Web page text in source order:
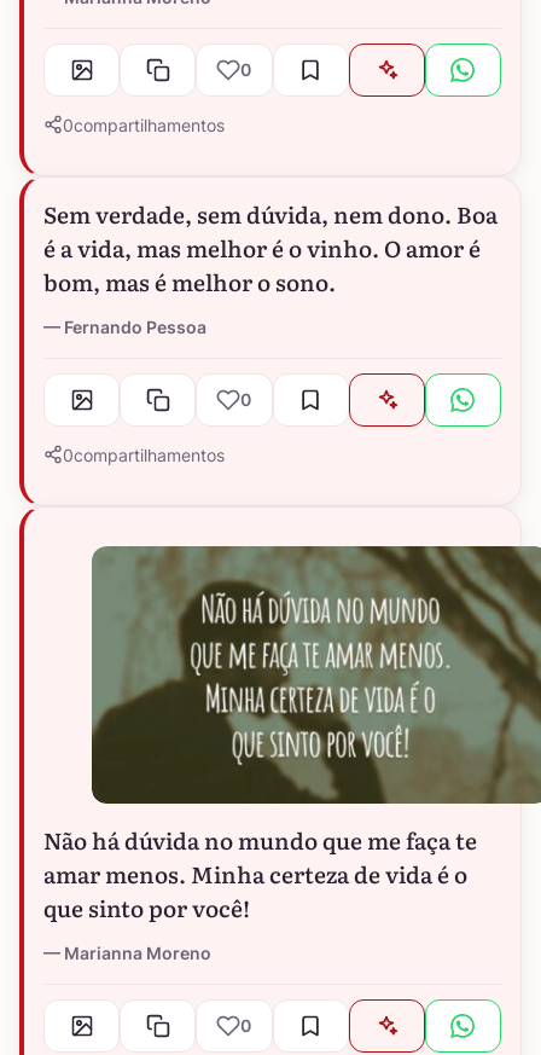
0
0compartilhamentos
Sem verdade, sem dúvida, nem dono. Boa
é a vida, mas melhor é o vinho. O amor é
bom, mas é melhor o sono.
Fernando Pessoa
0
0compartilhamentos
Não há dúvida no mundo que me faça te
amar menos. Minha certeza de vida é o
que sinto por você!
Marianna Moreno
0